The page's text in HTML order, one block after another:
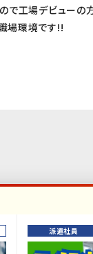
で工場デビュー
場環境です!!
派遣社員